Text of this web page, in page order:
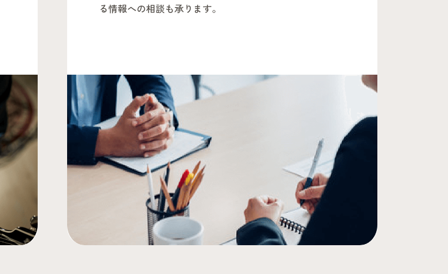
る情報への相談も承ります。